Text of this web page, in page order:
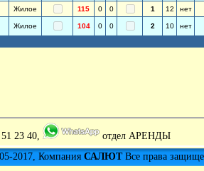
Жилое 115 0 0 1 12 нет
Жилое 104 0 0 2 10 нет
23 40,
отдел АРЕНДЫ
2017, Компания САЛЮТВсе права